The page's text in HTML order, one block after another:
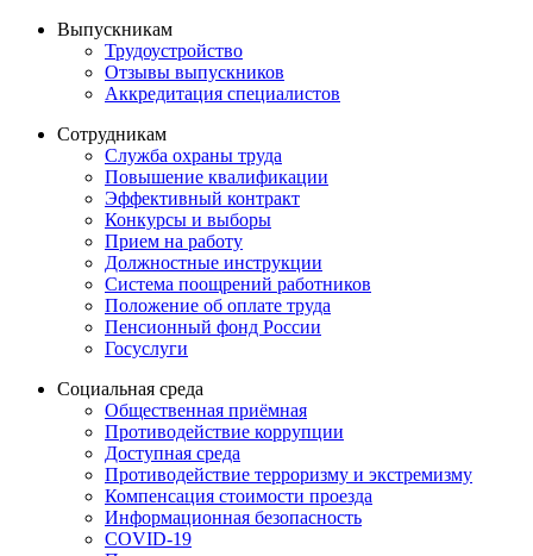
Выпускникам
Трудоустройство
Отзывы выпускников
Аккредитация специалистов
Сотрудникам
Служба охраны труда
Повышение квалификации
Эффективный контракт
Конкурсы и выборы
Прием на работу
Должностные инструкции
Система поощрений работников
Положение об оплате труда
Пенсионный фонд России
Госуслуги
Социальная среда
Общественная приёмная
Противодействие коррупции
Доступная среда
Противодействие терроризму и экстремизму
Компенсация стоимости проезда
Информационная безопасность
COVID-19